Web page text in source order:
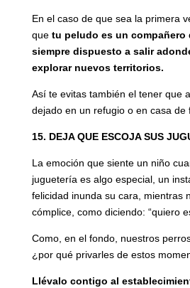
En el caso de que sea la primera
que tu peludo es un compañero
siempre dispuesto a salir
explorar nuevos territorios.
Así te evitas también el tener que
dejado en un refugio o en casa de
15. DEJA QUE ESCOJA SUS
La emoción que siente un niño
juguetería es algo especial, un
felicidad inunda su cara, mientras
cómplice, como diciendo: “quiero
Como, en el fondo, nuestros
¿por qué privarles de estos
Llévalo contigo al